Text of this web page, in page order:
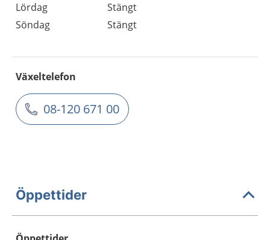
Lördag
Stängt
Söndag
Stängt
Växeltelefon
08-120 671 00
Öppettider